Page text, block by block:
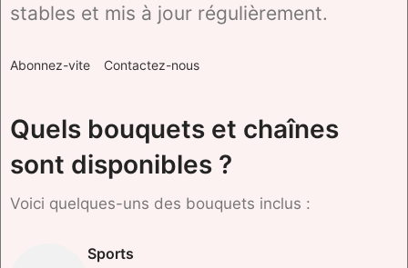
stables et mis à jour régulièrement.
Abonnez-vite Contactez-nous
Quels bouquets et chaînes
sont disponibles ?
Voici quelques-uns des bouquets inclus :
Sports